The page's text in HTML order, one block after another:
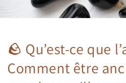
🪨 Qu’est-ce que
Comment être